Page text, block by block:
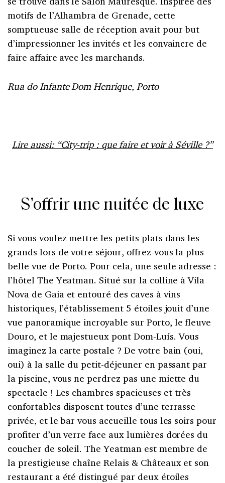
motifs de l’Alhambra de Grenade, cette
somptueuse salle de réception avait pour but
d’impressionner les invités et les convaincre de
faire affaire avec les marchands.
Rua do Infante Dom Henrique, Porto
Lire aussi: “City-trip : que faire et voir à Séville ?”
S’offrir une nuitée de luxe
Si vous voulez mettre les petits plats dans les
grands lors de votre séjour, offrez-vous la plus
belle vue de Porto. Pour cela, une seule adresse :
l’hôtel The Yeatman. Situé sur la colline à Vila
Nova de Gaia et entouré des caves à vins
historiques, l’établissement 5 étoiles jouit d’une
vue panoramique incroyable sur Porto, le fleuve
Douro, et le majestueux pont Dom-Luís. Vous
imaginez la carte postale ? De votre bain (oui,
oui) à la salle du petit-déjeuner en passant par
la piscine, vous ne perdrez pas une miette du
spectacle ! Les chambres spacieuses et très
confortables disposent toutes d’une terrasse
privée, et le bar vous accueille tous les soirs pour
profiter d’un verre face aux lumières dorées du
coucher de soleil. The Yeatman est membre de
la prestigieuse chaîne Relais & Châteaux et son
restaurant a été distingué par deux étoiles